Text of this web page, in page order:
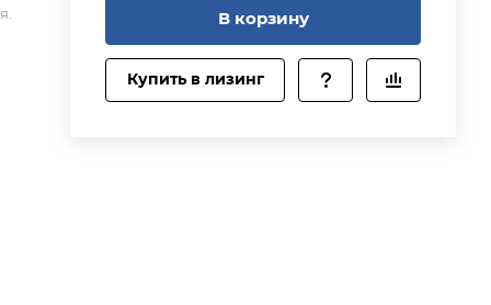
В корзину
Купить в лизинг